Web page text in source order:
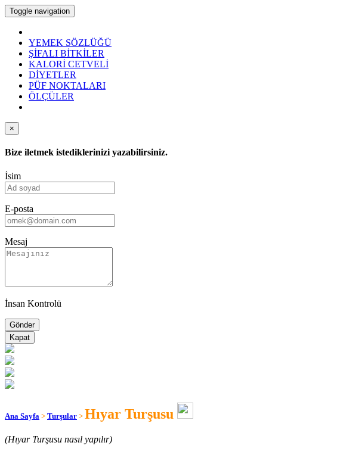
Toggle navigation
YEMEK SÖZLÜĞÜ
ŞİFALI BİTKİLER
KALORİ CETVELİ
DİYETLER
PÜF NOKTALARI
ÖLÇÜLER
×
Bize iletmek istediklerinizi yazabilirsiniz.
İsim
E-posta
Mesaj
İnsan Kontrolü
Kapat
Ana Sayfa > Turşular > Hıyar Turşusu
(Hıyar Turşusu nasıl yapılır)